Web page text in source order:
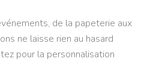
de la papeterie aux
ne laisse rien au hasard
pour la personnalisation